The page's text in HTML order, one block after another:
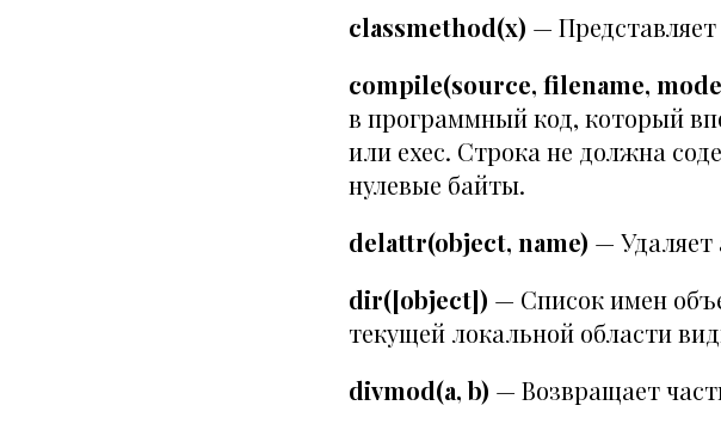
classmethod(x) —
compile(source, filename,
в программный код, который
или exec. Строка не должна
нулевые байты.
delattr(object, name) — Удаляет
dir([object]) — Список имен
текущей локальной области
divmod(a, b) — Возвращает